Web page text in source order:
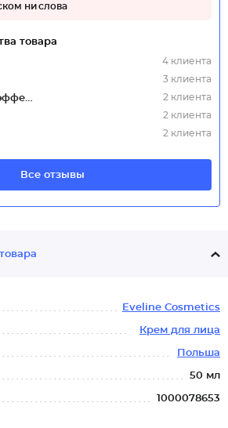
ни слова
товара
4 клиента
3 клиента
- С отбеливающим эффектом 2 клиента
2 клиента
2 клиента
Все отзывы
Eveline Cosmetics
Крем для лица
Польша
50 мл
1000078653